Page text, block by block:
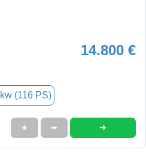
14.800 €
(116 PS)
★ ➦ ➜